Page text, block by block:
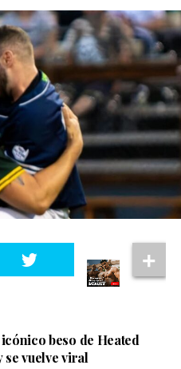
beso de Heated
vuelve viral